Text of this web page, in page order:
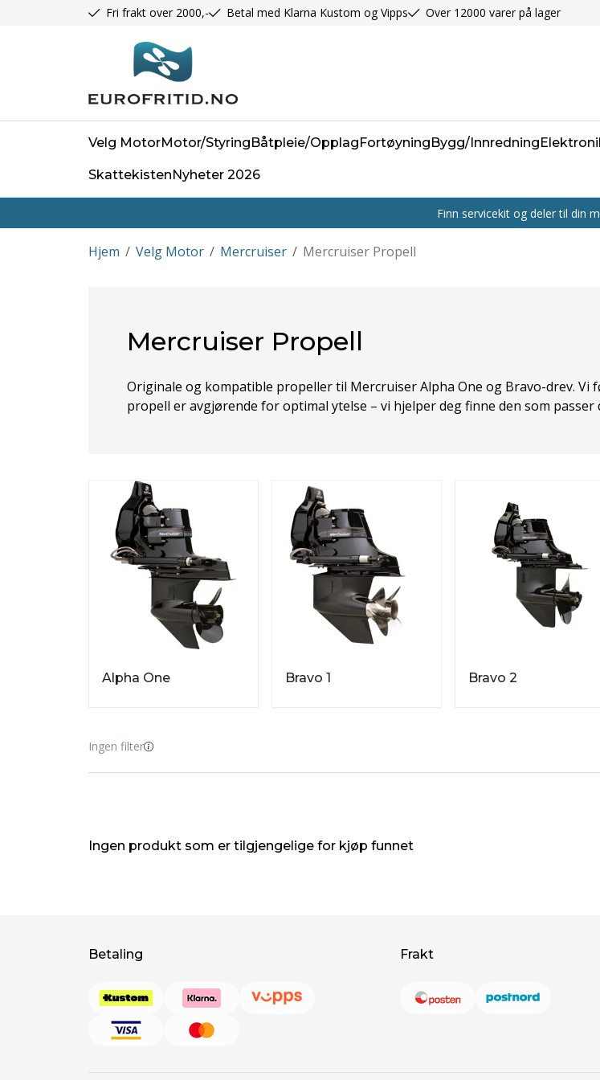
Fri frakt over 2000,- Betal med Klarna Kustom og Vipps Over 12000 varer på lager
Velg MotorMotor/StyringBåtpleie/OpplagFortøyningBygg/Innredning
SkattekistenNyheter 2026
Finn servicekit og deler til din
/
Hjem /
Velg Motor /
Mercruiser Mercruiser Propell
Mercruiser Propell
Originale og kompatible propeller til Mercruiser Alpha One og Bravo-drev.
propell er avgjørende for optimal ytelse – vi hjelper deg finne den som
Alpha One Bravo 1 Bravo 2
Ingen filter
Ingen produkt som er tilgjengelige for kjøp funnet
Betaling Frakt